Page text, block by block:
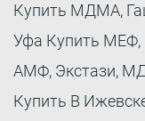
Купить МДМА,
Уфа Купить
АМФ, Экстази,
Купить В